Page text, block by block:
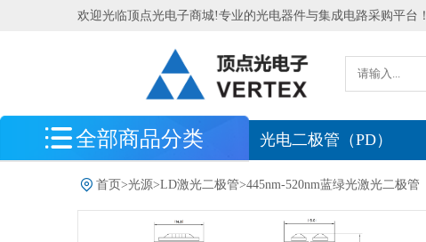
欢迎光临顶点光电子商城!专业的光电器件与集成电路采购平台！
全部商品分类
光电探测器
光电传感器
最新到货 光电二极管（PD）
首页 >光源>LD激光二极管>445nm-520nm蓝绿光激光二极管